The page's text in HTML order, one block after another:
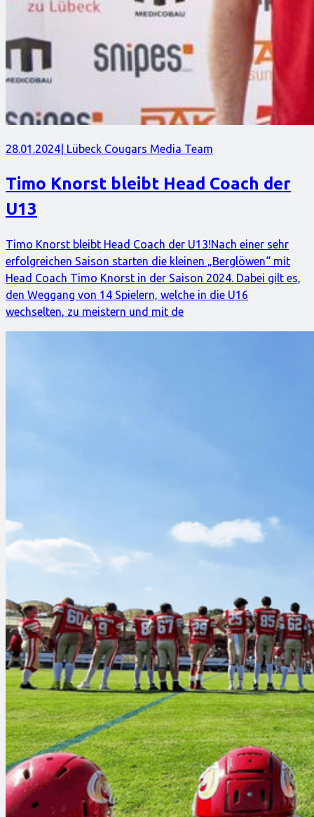
28.01.2024 | Lübeck Cougars Media Team
Timo Knorst bleibt Head Coach der
U13
Timo Knorst bleibt Head Coach der U13!Nach einer sehr
erfolgreichen Saison starten die kleinen „Berglöwen“ mit
Head Coach Timo Knorst in der Saison 2024. Dabei gilt es,
den Weggang von 14 Spielern, welche in die U16
wechselten, zu meistern und mit de